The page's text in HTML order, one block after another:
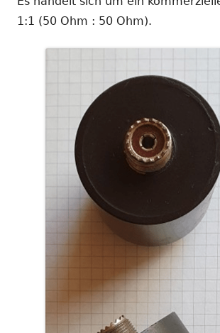
1:1 (50 Ohm : 50 Ohm).